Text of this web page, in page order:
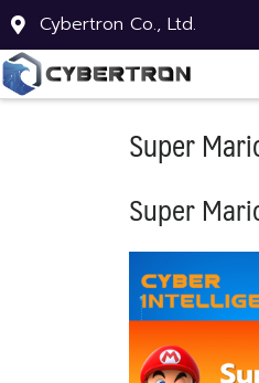
Cybertron Co., Ltd.
Super
Super